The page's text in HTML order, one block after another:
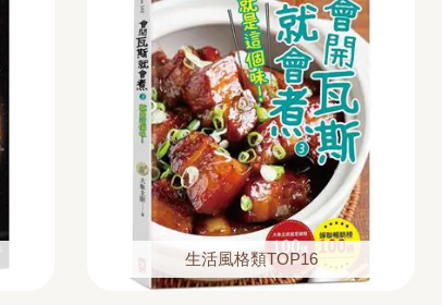
生活風格類TOP16